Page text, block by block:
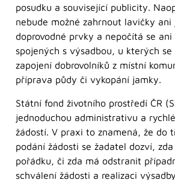
posudku a související publicity.
nebude možné zahrnout lavičky
doprovodné prvky a nepočítá se
spojených s výsadbou, u kterých se
zapojení dobrovolníků z místní
příprava půdy či vykopání jamky.
Státní fond životního prostředí ČR
jednoduchou administrativu a
žádostí. V praxi to znamená, že do
podání žádosti se žadatel dozví,
pořádku, či zda má odstranit
schválení žádosti a realizaci